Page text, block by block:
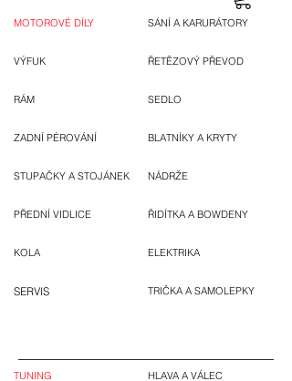
MOTOROVÉ DÍLY
VÝFUK
RÁM
ZADNÍ PÉROVÁNÍ
STUPAČKY A STOJÁNEK
PŘEDNÍ VIDLICE
KOLA
SERVIS
SÁNÍ A KARURÁTORY
ŘETĚZOVÝ PŘEVOD
SEDLO
BLATNÍKY A KRYTY
NÁDRŽE
ŘIDÍTKA A BOWDENY
ELEKTRIKA
TRIČKA A SAMOLEPKY
TUNING HLAVA A VÁLEC